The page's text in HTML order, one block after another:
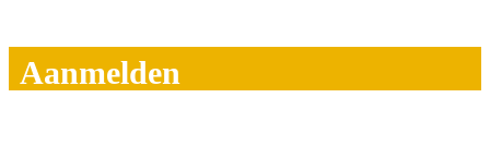
Aanmelden